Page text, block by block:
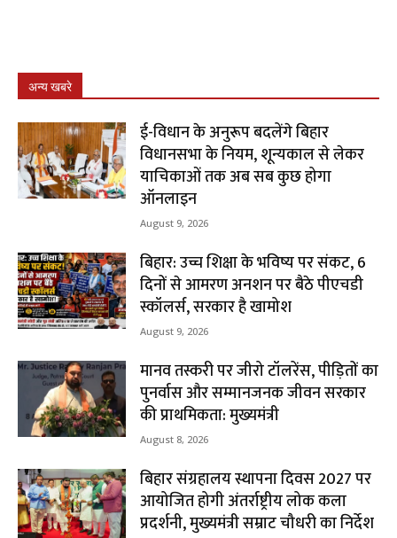
अन्य खबरे
ई-विधान के अनुरूप बदलेंगे बिहार
विधानसभा के नियम, शून्यकाल से लेकर
याचिकाओं तक अब सब कुछ होगा
ऑनलाइन
August 9, 2026
बिहार: उच्च शिक्षा के भविष्य पर संकट, 6
दिनों से आमरण अनशन पर बैठे पीएचडी
स्कॉलर्स, सरकार है खामोश
August 9, 2026
मानव तस्करी पर जीरो टॉलरेंस, पीड़ितों का
पुनर्वास और सम्मानजनक जीवन सरकार
की प्राथमिकता: मुख्यमंत्री
August 8, 2026
बिहार संग्रहालय स्थापना दिवस 2027 पर
आयोजित होगी अंतर्राष्ट्रीय लोक कला
प्रदर्शनी, मुख्यमंत्री सम्राट चौधरी का निर्देश